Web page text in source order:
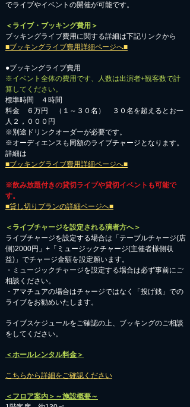
でライブやイベントの開催が可能です。
＜ライブ・ブッキング費用＞
ブッキングライブ費用に関する詳細は下記リンクから
■ブッキングライブ費用詳細ページへ■
●ブッキングライブ費用
※イベント全体の費用です、人数は出演者+観客数で計
算してください。
標準時間 ４時間
料金 ６万円 （１～３０名） ３０名を超えるとお一
人２，０００円
※別途ドリンクオーダーが必要です。
※オーディエンスも同額のライブチャージとなります。
詳細は
■ブッキングライブ費用詳細ページへ■
※飲み放題付きの貸切ライブや貸切イベントも可能で
す。
■貸し切りプランの詳細ページへ■
＜ライブチャージを設定される演者方へ＞
ライブチャージを設定する場合は「テーブルチャージ(店
側)2000円」+「ミュージックチャージ(主催者様側収
益)」でチャージ金額を設定願います。
・ミュージックチャージを設定する場合は必ず事前にご
相談ください。
​・アマチュアの場合はチャージではなく「投げ銭」での
ライブをお勧めいたします。
​ライブスケジュールをご確認の上、ブッキングのご相談
をしてください。
＜ホールレンタル料金＞
こちらから詳細をご確認ください
＜フロア案内＞～施設概要～